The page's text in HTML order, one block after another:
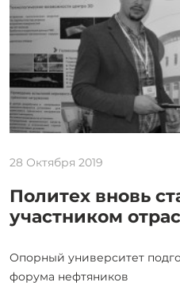
28 Октября 2019
Политех вновь
участником
Опорный университет
форума нефтяников